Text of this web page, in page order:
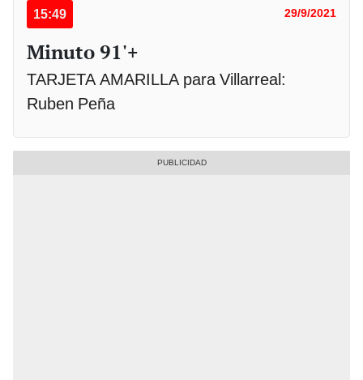
15:49 29/9/2021
Minuto 91'+
TARJETA AMARILLA para Villarreal:
Ruben Peña